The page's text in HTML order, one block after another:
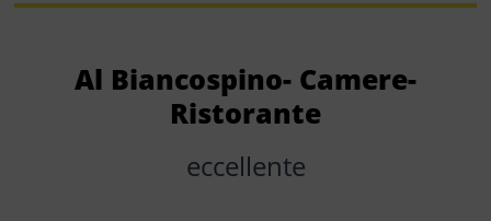
Al Biancospino- Camere-
Ristorante
eccellente